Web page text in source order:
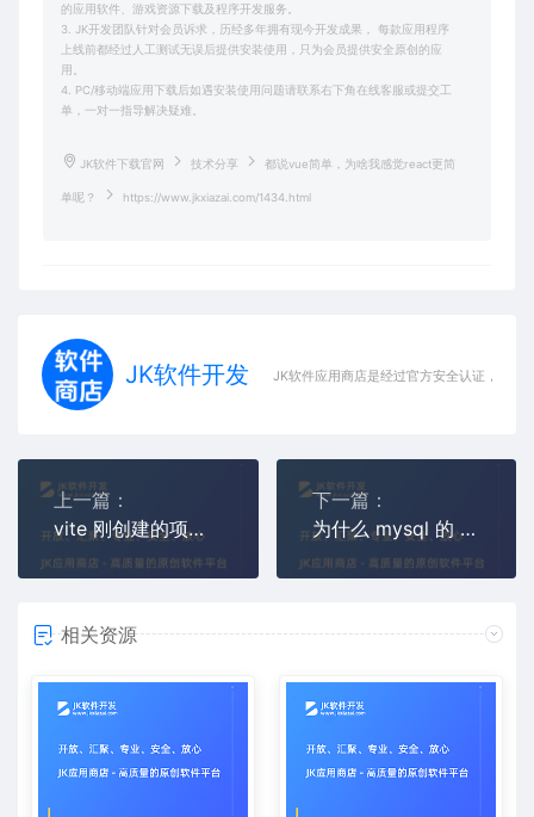
的应用软件、游戏资源下载及程序开发服务。
3. JK开发团队针对会员诉求，历经多年拥有现今开发成果， 每款应用程序
上线前都经过人工测试无误后提供安装使用，只为会员提供安全原创的应
用。
4. PC/移动端应用下载后如遇安装使用问题请联系右下角在线客服或提交工
单，一对一指导解决疑难。
JK软件下载官网 技术分享 都说vue简单，为啥我感觉react更简
单呢？ https://www.jkxiazai.com/1434.html
JK软件开发 JK软件应用商店是经过官方安全认证，保障
上一篇：
vite 刚创建的项目为什么 style 中这样写注释为什么会报错？
下一篇：
为什么 mysql 的 where 之间无法使用 = 检索 bool 数值？
相关资源